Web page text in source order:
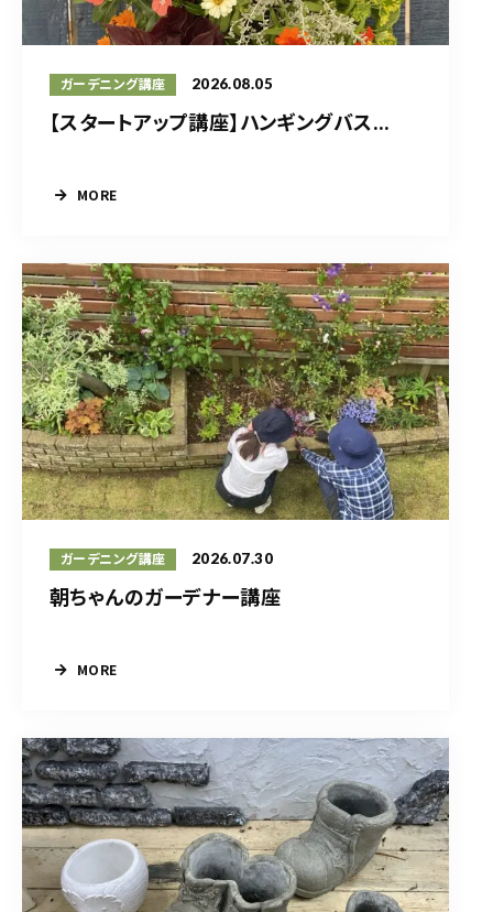
ガーデニング講座 2026.08.05
【スタートアップ講座】ハンギングバス...
MORE
ガーデニング講座 2026.07.30
朝ちゃんのガーデナー講座
MORE